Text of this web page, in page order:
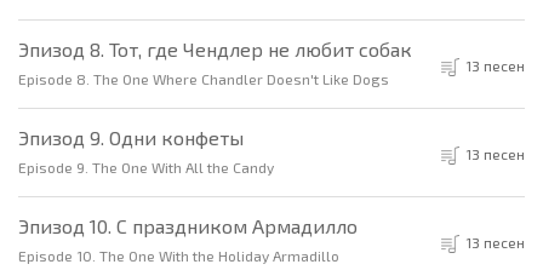
Эпизод 8. Тот, где Чендлер не любит собак
Episode 8. The One Where Chandler Doesn't Like Dogs
13 песен
Эпизод 9. Одни конфеты
Episode 9. The One With All the Candy
13 песен
Эпизод 10. С праздником Армадилло
Episode 10. The One With the Holiday Armadillo
13 песен